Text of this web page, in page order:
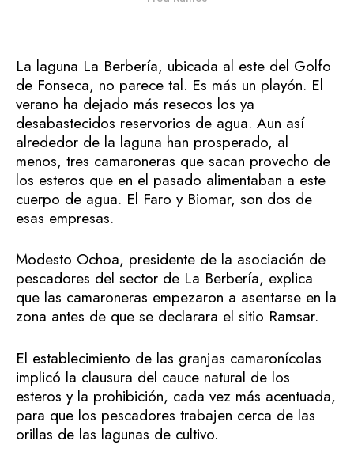
La laguna La Berbería, ubicada al este del Golfo
de Fonseca, no parece tal. Es más un playón. El
verano ha dejado más resecos los ya
desabastecidos reservorios de agua. Aun así
alrededor de la laguna han prosperado, al
menos, tres camaroneras que sacan provecho de
los esteros que en el pasado alimentaban a este
cuerpo de agua. El Faro y Biomar, son dos de
esas empresas.
Modesto Ochoa, presidente de la asociación de
pescadores del sector de La Berbería, explica
que las camaroneras empezaron a asentarse en la
zona antes de que se declarara el sitio Ramsar.
El establecimiento de las granjas camaronícolas
implicó la clausura del cauce natural de los
esteros y la prohibición, cada vez más acentuada,
para que los pescadores trabajen cerca de las
orillas de las lagunas de cultivo.